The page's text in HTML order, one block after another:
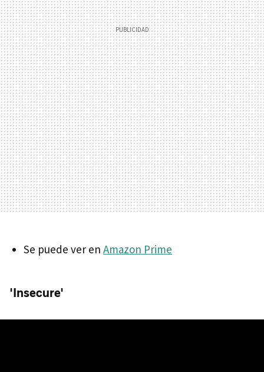
Se puede ver en Amazon Prime
'Insecure'